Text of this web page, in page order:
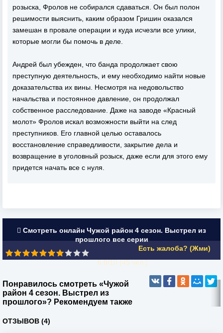
розыска, Фролов не собирался сдаваться. Он был полон
решимости выяснить, каким образом Гришин оказался
замешан в провале операции и куда исчезли все улики,
которые могли бы помочь в деле.
Андрей был убежден, что банда продолжает свою
преступную деятельность, и ему необходимо найти новые
доказательства их вины. Несмотря на недовольство
начальства и постоянное давление, он продолжал
собственное расследование. Даже на заводе «Красный
молот» Фролов искал возможности выйти на след
преступников. Его главной целью оставалось
восстановление справедливости, закрытие дела и
возвращение в уголовный розыск, даже если для этого ему
придется начать все с нуля.
Смотреть онлайн Чужой район 4 сезон. Выстрел из
прошлого все серии
Есть жалоба? (Жми)
6.8/10 (45чел.)
Понравилось смотреть «Чужой
район 4 сезон. Выстрел из
прошлого»? Рекомендуем также
ОТЗЫВОВ (4)